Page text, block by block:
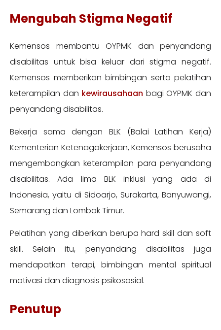
Mengubah Stigma Negatif
Kemensos membantu OYPMK dan penyandang
disabilitas untuk bisa keluar dari stigma negatif.
Kemensos memberikan bimbingan serta pelatihan
keterampilan dan kewirausahaan bagi OYPMK dan
penyandang disabilitas.
Bekerja sama dengan BLK (Balai Latihan Kerja)
Kementerian Ketenagakerjaan, Kemensos berusaha
mengembangkan keterampilan para penyandang
disabilitas. Ada lima BLK inklusi yang ada di
Indonesia, yaitu di Sidoarjo, Surakarta, Banyuwangi,
Semarang dan Lombok Timur.
Pelatihan yang diberikan berupa hard skill dan soft
skill. Selain itu, penyandang disabilitas juga
mendapatkan terapi, bimbingan mental spiritual
motivasi dan diagnosis psikososial.
Penutup